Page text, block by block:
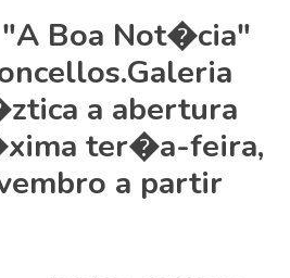
Boa Not�cia"
a abertura
ter�a-feira,
a partir